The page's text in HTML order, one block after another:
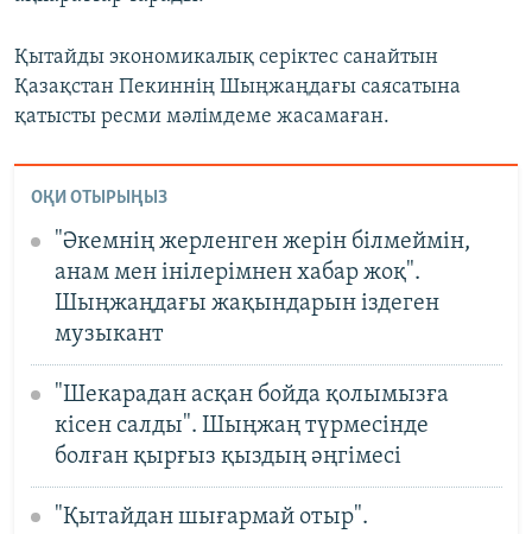
Қытайды экономикалық серіктес санайтын
Қазақстан Пекиннің Шыңжаңдағы саясатына
қатысты ресми мәлімдеме жасамаған.
ОҚИ ОТЫРЫҢЫЗ
"Әкемнің жерленген жерін білмеймін,
анам мен інілерімнен хабар жоқ".
Шыңжаңдағы жақындарын іздеген
музыкант
"Шекарадан асқан бойда қолымызға
кісен салды". Шыңжаң түрмесінде
болған қырғыз қыздың әңгімесі
"Қытайдан шығармай отыр".